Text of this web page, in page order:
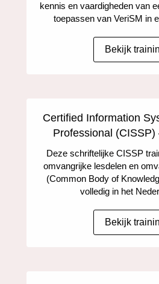
kennis en vaardigheden van
toepassen van VeriSM in
Bekijk
Certified Information
Professional (CISSP)
Deze schriftelijke CISSP
omvangrijke lesdelen en
(Common Body of
volledig in het
Bekijk